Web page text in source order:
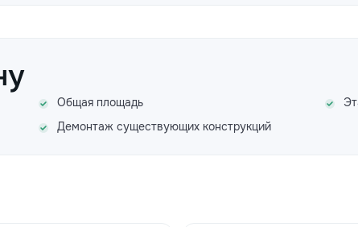
Общая площадь
Демонтаж существующих конструкций